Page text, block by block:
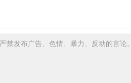
禁发布广告、色情、暴力、反动的言论。